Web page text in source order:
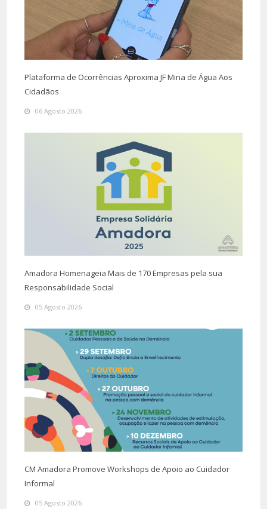
Plataforma de Ocorrências Aproxima JF Mina de Água Aos
Cidadãos
06 Agosto 2026
Amadora Homenageia Mais de 170 Empresas pela sua
Responsabilidade Social
05 Agosto 2026
CM Amadora Promove Workshops de Apoio ao Cuidador
Informal
05 Agosto 2026